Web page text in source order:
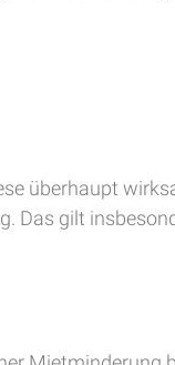
überhaupt
Das gilt